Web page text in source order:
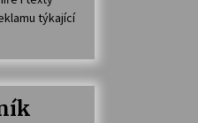
týkající